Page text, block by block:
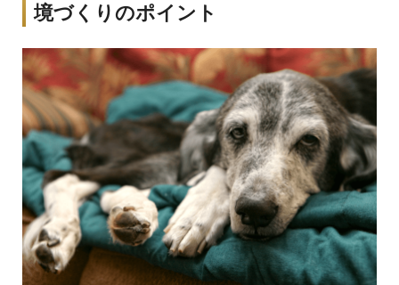
境づくりのポイント